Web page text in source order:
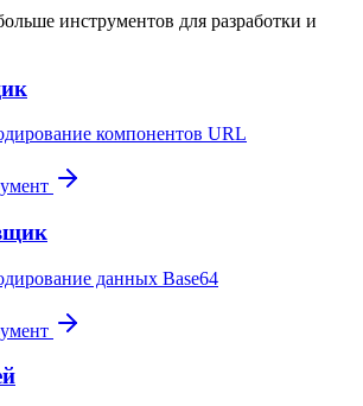
инструментов для разработки и
компонентов URL
данных Base64